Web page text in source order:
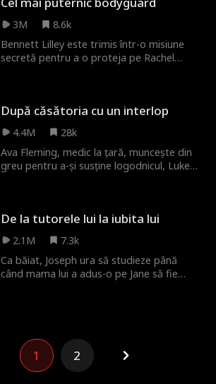
hotărâtă să se răzbune.
3M
8.6k
Bennett Lilley este trimis într-o misiune
secretă pentru a o proteja pe Rachel
mulțime de adversari bogați se apropie,
lumile lor devin inevitabil legate.
După căsătoria cu un interlop
4.4M
28k
Ava Fleming, medic la țară, muncește din
greu pentru a-și susține logodnicul, Luke
cu Luke, Ava îi salvează din întâmplare
viața unui om influent, Jesse Mills, care se
îndrăgostește de ea la prima vedere și o
cere în căsătorie. Spre surprinderea Avei,
nemilosul Jesse este, de fapt, un partener
De la tutorele lui la iubita lui
2.1M
7.3k
Ca băiat, Joseph ura să studieze până
când mama lui a adus-o pe Jane să fie
cei mai puternici magnați din lume, iar
primul lucru pe care îl face cu succesul său
este să se întoarcă la țară pentru a o face
1 2